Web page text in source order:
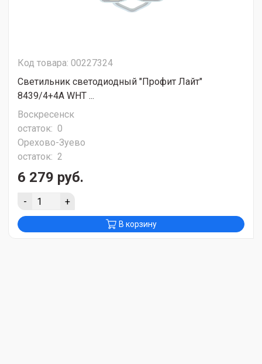
Код товара: 00227324
Светильник светодиодный "Профит Лайт"
8439/4+4A WHT ...
Воскресенск
остаток: 0
Орехово-Зуево
остаток: 2
6 279 руб.
- +
В корзину